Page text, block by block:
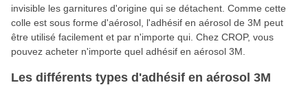
invisible les garnitures d'origine qui se détachent. Comme cette
colle est sous forme d'aérosol, l'adhésif en aérosol de 3M peut
être utilisé facilement et par n'importe qui. Chez CROP, vous
pouvez acheter n'importe quel adhésif en aérosol 3M.
Les différents types d'adhésif en aérosol 3M